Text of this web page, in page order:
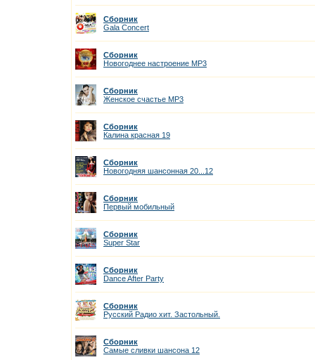
Сборник
Gala Concert
Сборник
Новогоднее настроение MP3
Сборник
Женское счастье MP3
Сборник
Калина красная 19
Сборник
Новогодняя шансонная 20...12
Сборник
Первый мобильный
Сборник
Super Star
Сборник
Dance After Party
Сборник
Русский Радио хит. Застольный.
Сборник
Самые сливки шансона 12